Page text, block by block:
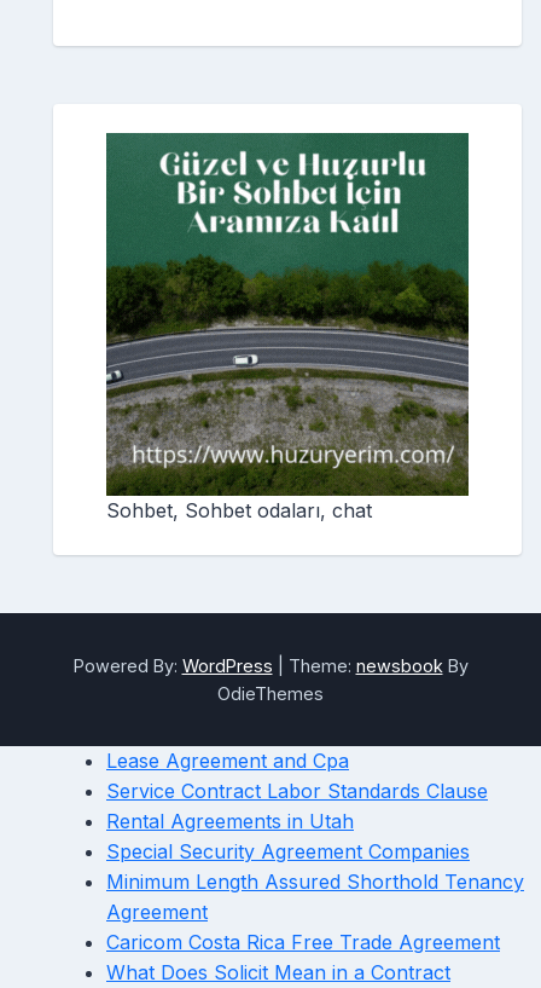
Sohbet, Sohbet odaları, chat
Powered By: WordPress Theme: newsbook By
OdieThemes
Lease Agreement and Cpa
Service Contract Labor Standards Clause
Rental Agreements in Utah
Special Security Agreement Companies
Minimum Length Assured Shorthold Tenancy
Agreement
Caricom Costa Rica Free Trade Agreement
What Does Solicit Mean in a Contract